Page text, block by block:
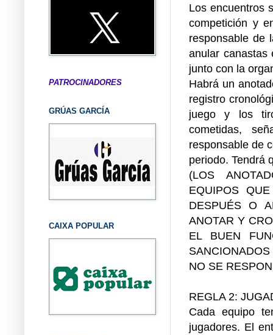
Los encuentros
competición y
responsable de
anular canastas
junto con la
Habrá un
registro
juego y los
cometidas,
responsable de
periodo. Tendrá
(LOS
EQUIPOS
DESPUÉS O
ANOTAR Y
EL BUEN
NO SE
REGLA 2:
Cada equipo
jugadores. El
PATROCINADORES
GRÚAS GARCÍA
CAIXA POPULAR